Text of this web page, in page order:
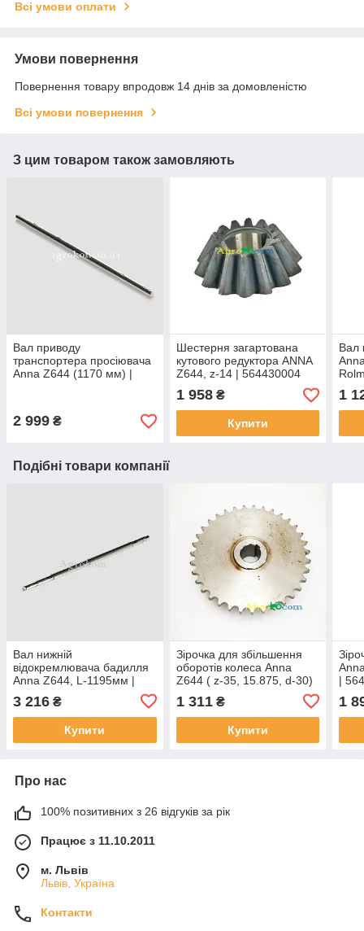
Всі умови оплати
Умови повернення
Повернення товару впродовж 14 днів за домовленістю
Всі умови повернення
З цим товаром також замовляють
Вал приводу
транспортера просіювача
Anna Z644 (1170 мм) |
2 999 ₴
Шестерня загартована
кутового редуктора ANNA
Z644, z-14 | 564430004
1 958₴
Купити
Вал
1
Подібні товари компанії
Вал нижній
відокремлювача бадилля
Anna Z644, L-1195мм |
564551001, 5645510010
ROLMUS
3 216 ₴
Купити
Зірочка для збільшення
оборотів колеса Anna
Z644 ( z-35, 15.875, d-30)
564454025/1 ROLMUS
1 311₴
Купити
|
1
Про нас
100% позитивних з 26 відгуків за рік
Працює з 11.10.2011
м. Львів
Львів, Україна
Контакти